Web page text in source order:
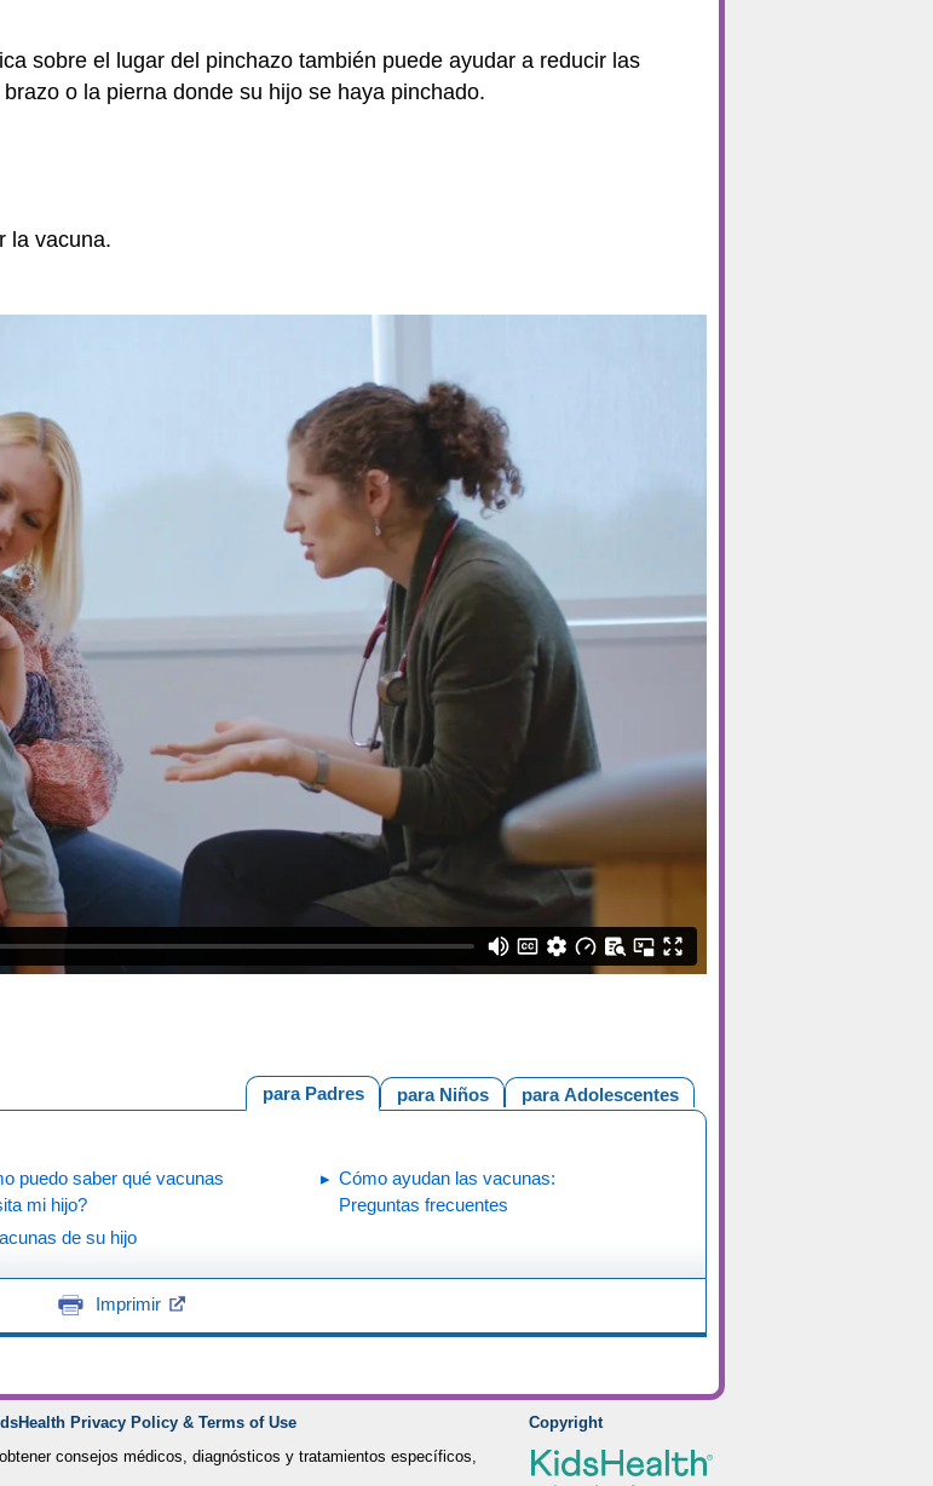
sobre el lugar del pinchazo también puede ayudar a reducir las
o la pierna donde su hijo se haya pinchado.
la vacuna.
para Adolescentes
para Niños
para Padres
puedo saber qué vacunas
mi hijo?
de su hijo
Cómo ayudan las vacunas:
Preguntas frecuentes
Imprimir
Privacy Policy & Terms of Use
Copyright
consejos médicos, diagnósticos y tratamientos específicos,